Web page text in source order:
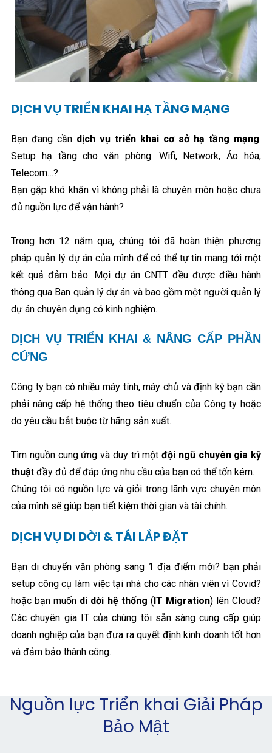
DỊCH VỤ TRIỂN KHAI HẠ TẦNG MẠNG
Bạn đang cần dịch vụ triển khai cơ sở hạ tầng mạng:
Setup hạ tầng cho văn phòng: Wifi, Network, Ảo hóa,
Telecom…?
Bạn gặp khó khăn vì không phải là chuyên môn hoặc chưa
đủ nguồn lực để vận hành?
Trong hơn 12 năm qua, chúng tôi đã hoàn thiện phương
pháp quản lý dự án của mình để có thể tự tin mang tới một
kết quả đảm bảo. Mọi dự án CNTT đều được điều hành
thông qua Ban quản lý dự án và bao gồm một người quản lý
dự án chuyên dụng có kinh nghiệm.
DỊCH VỤ TRIỂN KHAI & NÂNG CẤP PHẦN
CỨNG
Công ty bạn có nhiều máy tính, máy chủ và định kỳ bạn cần
phải nâng cấp hệ thống theo tiêu chuẩn của Công ty hoặc
do yêu cầu bắt buộc từ hãng sản xuất.
Tìm nguồn cung ứng và duy trì một đội ngũ chuyên gia kỹ
thuật đầy đủ để đáp ứng nhu cầu của bạn có thể tốn kém.
Chúng tôi có nguồn lực và giỏi trong lãnh vực chuyên môn
của mình sẽ giúp bạn tiết kiệm thời gian và tài chính.
DỊCH VỤ DI DỜI & TÁI LẮP ĐẶT
Bạn di chuyển văn phòng sang 1 địa điểm mới? bạn phải
setup công cụ làm việc tại nhà cho các nhân viên vì Covid?
hoặc bạn muốn di dời hệ thống ( IT Migration) lên Cloud?
Các chuyên gia IT của chúng tôi sẵn sàng cung cấp giúp
doanh nghiệp của bạn đưa ra quyết định kinh doanh tốt hơn
và đảm bảo thành công.
Nguồn lực Triển khai Giải Pháp
Bảo Mật